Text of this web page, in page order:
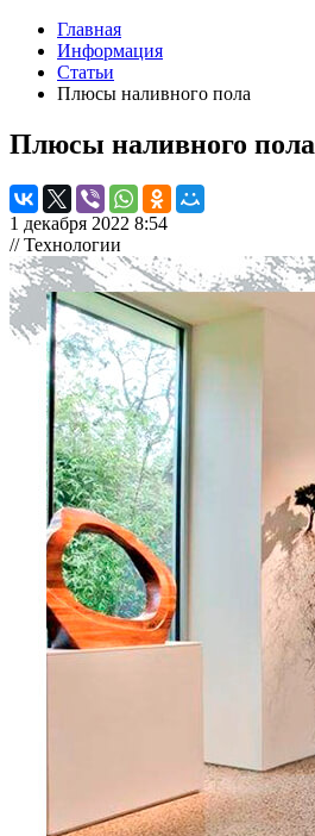
Главная
Информация
Статьи
Плюсы наливного пола
Плюсы наливного пола
1 декабря 2022 8:54
// Технологии